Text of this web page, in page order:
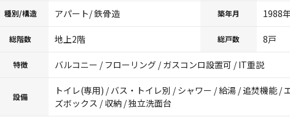
種別/構造 アパート/ 鉄骨造 築年月 1988
総階数 地上2階 総戸数 8戸
特徴 バルコニー / フローリング / ガスコンロ設置可 / IT重説
設備
トイレ(専用) / バス・トイレ別 / シャワー / 給湯 / 追焚機能 /
ズボックス / 収納 / 独立洗面台